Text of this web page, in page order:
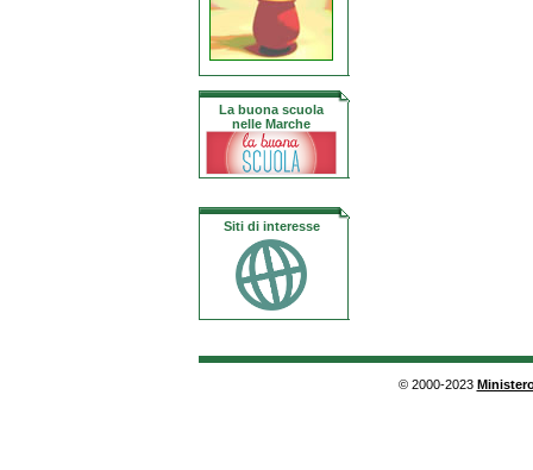
La buona scuola
nelle Marche
Siti di interesse
© 2000-2023